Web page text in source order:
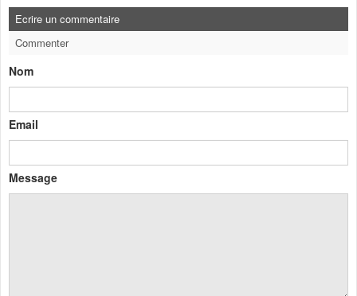
Ecrire un commentaire
Commenter
Nom
Email
Message